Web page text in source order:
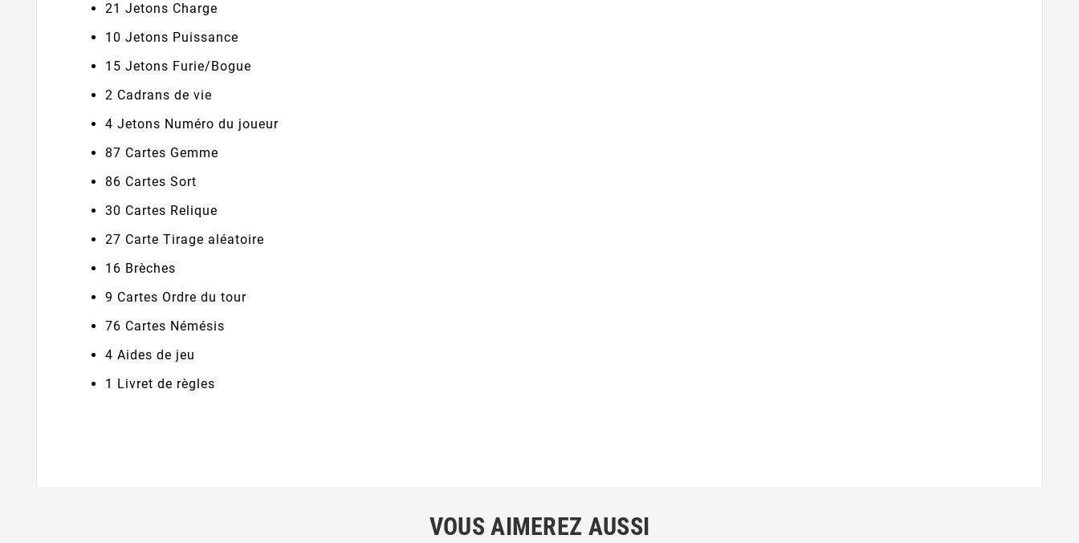
21 Jetons Charge
10 Jetons Puissance
15 Jetons Furie/Bogue
2 Cadrans de vie
4 Jetons Numéro du joueur
87 Cartes Gemme
86 Cartes Sort
30 Cartes Relique
27 Carte Tirage aléatoire
16 Brèches
9 Cartes Ordre du tour
76 Cartes Némésis
4 Aides de jeu
1 Livret de règles
VOUS AIMEREZ AUSSI